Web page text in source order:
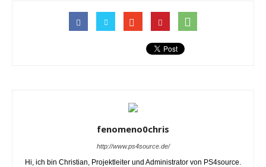
fenomeno0chris
http://www.ps4source.de/
Hi, ich bin Christian, Projektleiter und Administrator von PS4source.